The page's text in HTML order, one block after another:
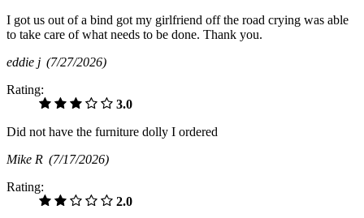
I got us out of a bind got my girlfriend off the road crying was able
to take care of what needs to be done. Thank you.
eddie j (7/27/2026)
Rating:
3.0
Did not have the furniture dolly I ordered
Mike R (7/17/2026)
Rating:
2.0